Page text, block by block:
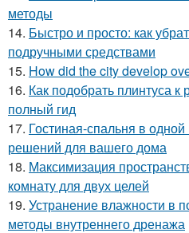
методы
14. Быстро и просто: как
подручными средствами
15. How did the city develop
16. Как подобрать плинтуса
полный гид
17. Гостиная-спальня в
решений для вашего дома
18. Максимизация
комнату для двух целей
19. Устранение влажности в
методы внутреннего дренажа